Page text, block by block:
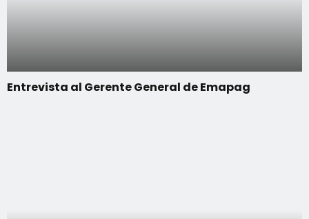
Entrevista al Gerente General de Emapag